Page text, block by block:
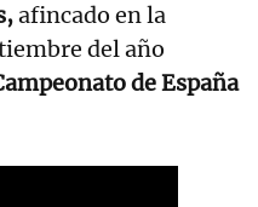
afincado en la
del año
de España